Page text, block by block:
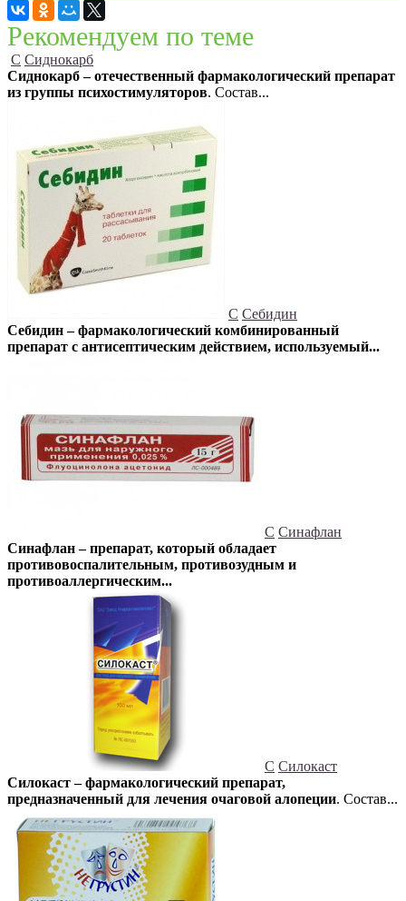
Рекомендуем по теме
С Сиднокарб
Сиднокарб – отечественный фармакологический препарат
из группы психостимуляторов. Состав...
С Себидин
Себидин – фармакологический комбинированный
препарат с антисептическим действием, используемый...
С Синафлан
Синафлан – препарат, который обладает
противовоспалительным, противозудным и
противоаллергическим...
С Силокаст
Силокаст – фармакологический препарат,
предназначенный для лечения очаговой алопеции. Состав...